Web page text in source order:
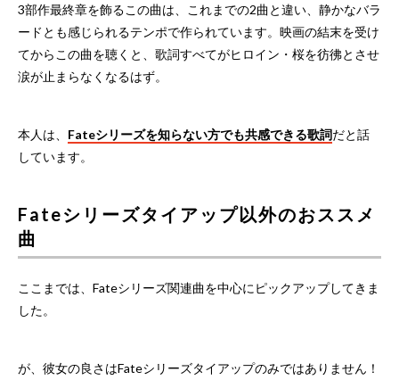
3部作最終章を飾るこの曲は、これまでの2曲と違い、静かなバラ
ードとも感じられるテンポで作られています。映画の結末を受け
てからこの曲を聴くと、歌詞すべてがヒロイン・桜を彷彿とさせ
涙が止まらなくなるはず。
本人は、 Fateシリーズを知らない方でも共感できる歌詞だと話
しています。
Fateシリーズタイアップ以外のおススメ
曲
ここまでは、Fateシリーズ関連曲を中心にピックアップしてきま
した。
が、彼女の良さはFateシリーズタイアップのみではありません！